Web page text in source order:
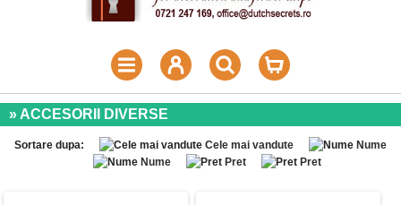
» ACCESORII DIVERSE
Sortare dupa: Cele mai vandute
Nume
Nume
Pret Pret